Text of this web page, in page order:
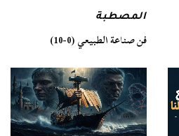
المصطبة
فن صناعة الطبيعي (0-10)